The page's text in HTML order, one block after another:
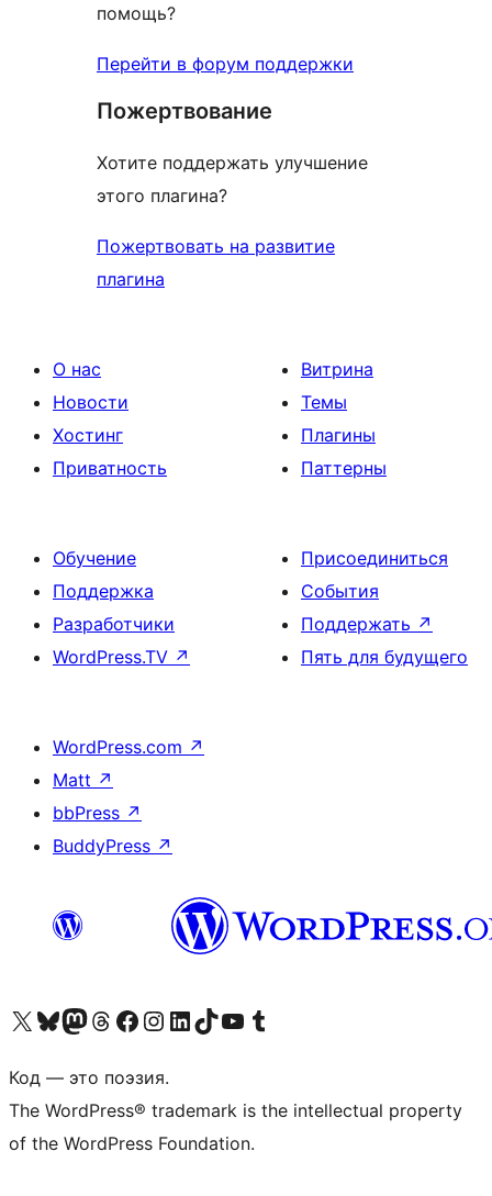
помощь?
Перейти в форум поддержки
Пожертвование
Хотите поддержать улучшение
этого плагина?
Пожертвовать на развитие
плагина
О нас
Новости
Хостинг
Приватность
Витрина
Темы
Плагины
Паттерны
Обучение
Поддержка
Разработчики
WordPress.TV ↗
Присоединиться
События
Поддержать ↗
Пять для будущего
WordPress.com ↗
Matt ↗
bbPress ↗
BuddyPress ↗
Посетите нас в X (ранее Twitter)
Посетите нашу учётную запись в Bluesky
Посетите нашу ленту в Mastodon
Посетите нашу учётную запись в Threads
Посетите нашу страницу на Facebook
Посетите наш Instagram
Посетите нашу страницу в LinkedIn
Посетите нашу учётную запись в TikTok
Посетите наш канал YouTube
Посетите нашу учётную запись в Tumblr
Код — это поэзия.
The WordPress® trademark is the intellectual property
of the WordPress Foundation.